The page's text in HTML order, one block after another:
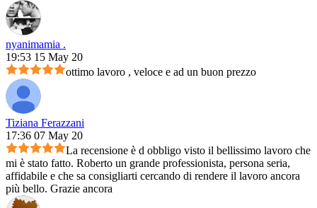
nyanimamia .
19:53 15 May 20
ottimo lavoro , veloce e ad un buon prezzo
Tiziana Ferazzani
17:36 07 May 20
La recensione è d obbligo visto il bellissimo lavoro che
mi è stato fatto. Roberto un grande professionista, persona seria,
affidabile e che sa consigliarti cercando di rendere il lavoro ancora
più bello. Grazie ancora